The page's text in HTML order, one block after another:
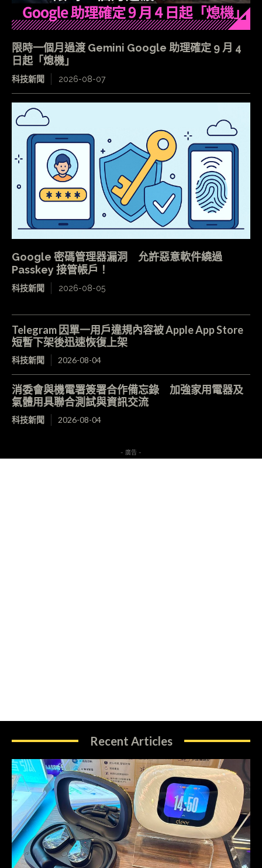
限時一個月過渡 Gemini Google 助理確定 9 月 4
日起「熄機」
科技新聞 2026-08-07
Google 密碼管理器漏洞 允許惡意軟件繞過
Passkey 接管帳戶！
科技新聞 2026-08-05
Telegram 因單一用戶違規內容被 Apple App Store
短暫下架後迅速恢復上架
科技新聞 2026-08-04
消委會與機電署簽署合作備忘錄 加強家用電器及
氣體用具聯合測試與資訊交流
科技新聞 2026-08-04
- 廣告 -
Recent Articles